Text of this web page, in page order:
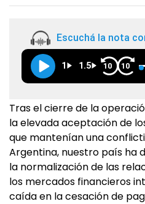
Escuchá la nota
1 1.5 10 10
Tras el cierre de la
la elevada aceptación de
que mantenían una
Argentina, nuestro país ha
la normalización de las
los mercados financieros
caída en la cesación de